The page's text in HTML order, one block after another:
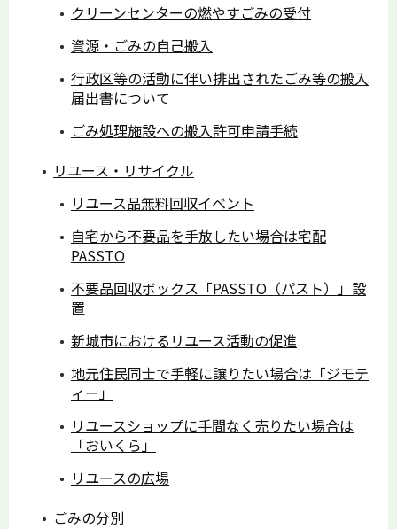
クリーンセンターの燃やすごみの受付
資源・ごみの自己搬入
行政区等の活動に伴い排出されたごみ等の搬入
届出書について
ごみ処理施設への搬入許可申請手続
リユース・リサイクル
リユース品無料回収イベント
自宅から不要品を手放したい場合は宅配
PASSTO
不要品回収ボックス「PASSTO（パスト）」設
置
新城市におけるリユース活動の促進
地元住民同士で手軽に譲りたい場合は「ジモテ
ィー」
リユースショップに手間なく売りたい場合は
「おいくら」
リユースの広場
ごみの分別